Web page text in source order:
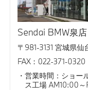
Sendai BMW泉店
〒981-3131 宮城県仙
FAX：022-371-0320
営業時間：ショー
ス工場 AM10:00